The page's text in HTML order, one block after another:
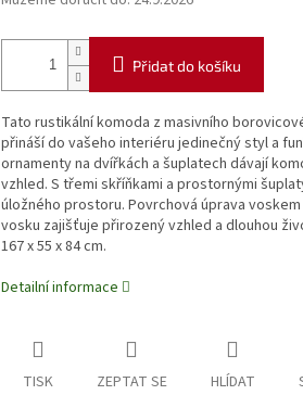
Přidat do košíku
Tato rustikální komoda z masivního
přináší do vašeho interiéru jedinečný styl a
ornamenty na dvířkách a šuplatech dávají
vzhled. S třemi skříňkami a prostornými
úložného prostoru. Povrchová úprava
vosku zajišťuje přirozený vzhled a dlouhou
167 x 55 x 84 cm.
Detailní informace
TISK ZEPTAT SE HLÍDAT